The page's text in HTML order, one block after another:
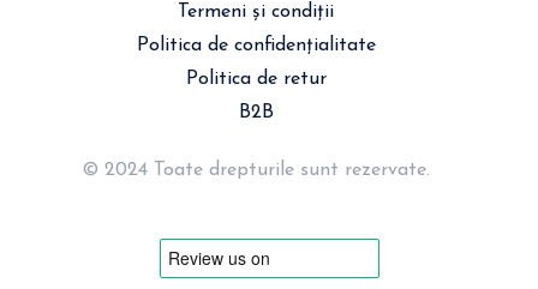
Termeni și condiții
Politica de confidențialitate
Politica de retur
B2B
© 2024 Toate drepturile sunt rezervate.